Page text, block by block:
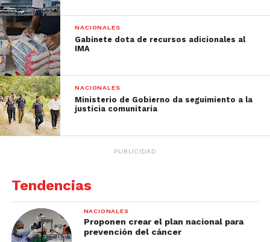
NACIONALES
Gabinete dota de recursos adicionales al
IMA
NACIONALES
Ministerio de Gobierno da seguimiento a la
justicia comunitaria
PUBLICIDAD
Tendencias
NACIONALES
Proponen crear el plan nacional para
prevención del cáncer